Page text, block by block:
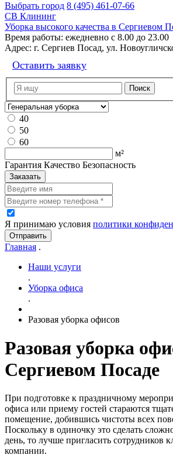
Выбрать город 8 (495) 461-07-66
СВ Клининг
Уборка высокого качества в Сергиевом
Время работы: ежедневно с 8.00 до 23.00
Адрес: г. Сергиев Посад, ул.
Оставить заявку
40
50
60
м²
Гарантия Качество Безопасность
Заказать
Я принимаю условия политики
Отправить
Главная .
Наши услуги
.
Уборка офиса
.
Разовая уборка офисов
Разовая уборка
Сергиевом Посаде
При подготовке к праздничному
офиса или приему гостей стараются
помещение, добившись чистоты всех
Поскольку в одиночку это сделать
день, то лучше пригласить сотрудников
компании.